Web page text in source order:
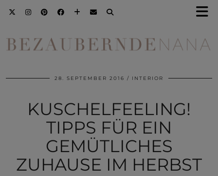
28. SEPTEMBER 2016 INTERIOR
KUSCHELFEELING!
TIPPS FÜR EIN
GEMÜTLICHES
ZUHAUSE IM HERBST